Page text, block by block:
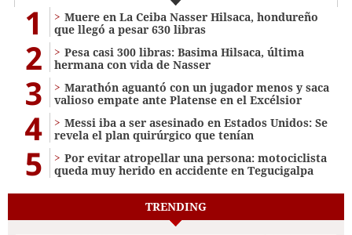
1
Muere en La Ceiba Nasser Hilsaca, hondureño
que llegó a pesar 630 libras
2
Pesa casi 300 libras: Basima Hilsaca, última
hermana con vida de Nasser
3
Marathón aguantó con un jugador menos y saca
valioso empate ante Platense en el Excélsior
4
Messi iba a ser asesinado en Estados Unidos: Se
revela el plan quirúrgico que tenían
5
Por evitar atropellar una persona: motociclista
queda muy herido en accidente en Tegucigalpa
TRENDING